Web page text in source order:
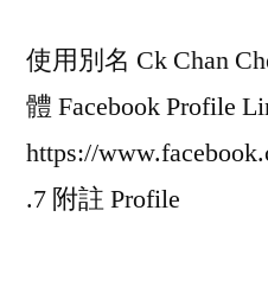
使用別名 Ck Chan
體 Facebook Profile
https://
.7 附註 Profile